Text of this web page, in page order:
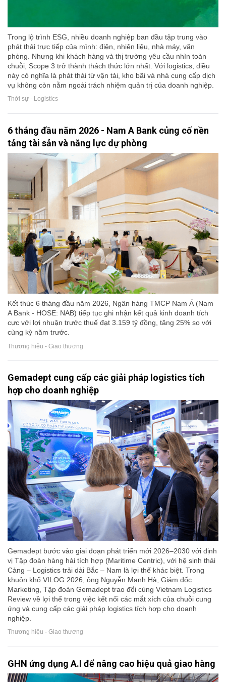
Trong lộ trình ESG, nhiều doanh nghiệp ban đầu tập trung vào
phát thải trực tiếp của mình: điện, nhiên liệu, nhà máy, văn
phòng. Nhưng khi khách hàng và thị trường yêu cầu nhìn toàn
chuỗi, Scope 3 trở thành thách thức lớn nhất. Với logistics, điều
này có nghĩa là phát thải từ vận tải, kho bãi và nhà cung cấp dịch
vụ không còn nằm ngoài trách nhiệm quản trị của doanh nghiệp.
Thời sự - Logistics
6 tháng đầu năm 2026 - Nam A Bank củng cố nền
tảng tài sản và năng lực dự phòng
Kết thúc 6 tháng đầu năm 2026, Ngân hàng TMCP Nam Á (Nam
A Bank - HOSE: NAB) tiếp tục ghi nhận kết quả kinh doanh tích
cực với lợi nhuận trước thuế đạt 3.159 tỷ đồng, tăng 25% so với
cùng kỳ năm trước.
Thương hiệu - Giao thương
Gemadept cung cấp các giải pháp logistics tích
hợp cho doanh nghiệp
Gemadept bước vào giai đoạn phát triển mới 2026–2030 với định
vị Tập đoàn hàng hải tích hợp (Maritime Centric), với hệ sinh thái
Cảng – Logistics trải dài Bắc – Nam là lợi thế khác biệt. Trong
khuôn khổ VILOG 2026, ông Nguyễn Mạnh Hà, Giám đốc
Marketing, Tập đoàn Gemadept trao đổi cùng Vietnam Logistics
Review về lợi thế trong việc kết nối các mắt xích của chuỗi cung
ứng và cung cấp các giải pháp logistics tích hợp cho doanh
nghiệp.
Thương hiệu - Giao thương
GHN ứng dụng A.I để nâng cao hiệu quả giao hàng